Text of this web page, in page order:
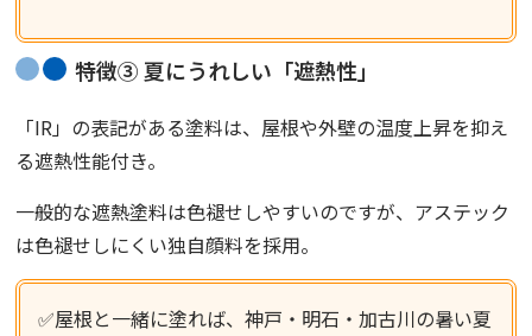
特徴③ 夏にうれしい「遮熱性」
「IR」の表記がある塗料は、屋根や外壁の温度上昇を抑え
る遮熱性能付き。
一般的な遮熱塗料は色褪せしやすいのですが、アステック
は色褪せしにくい独自顔料を採用。
✅屋根と一緒に塗れば、神戸・明石・加古川の暑い夏